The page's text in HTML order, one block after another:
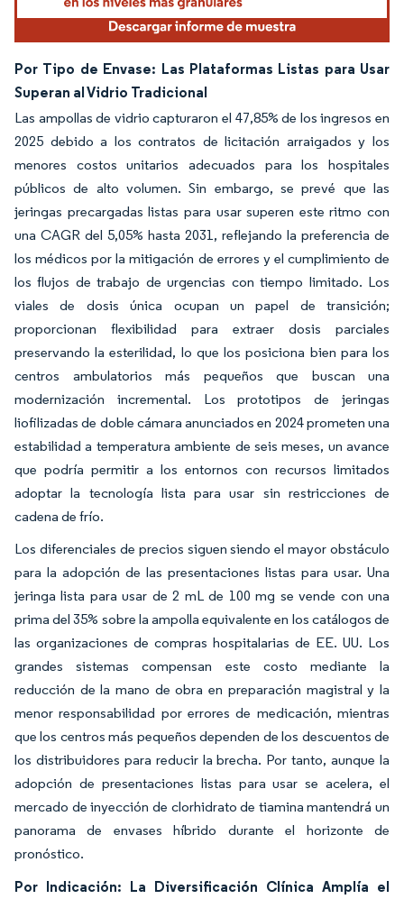
Por Tipo de Envase: Las Plataformas Listas para Usar
Superan al Vidrio Tradicional
Las ampollas de vidrio capturaron el 47,85% de los ingresos en
2025 debido a los contratos de licitación arraigados y los
menores costos unitarios adecuados para los hospitales
públicos de alto volumen. Sin embargo, se prevé que las
jeringas precargadas listas para usar superen este ritmo con
una CAGR del 5,05% hasta 2031, reflejando la preferencia de
los médicos por la mitigación de errores y el cumplimiento de
los flujos de trabajo de urgencias con tiempo limitado. Los
viales de dosis única ocupan un papel de transición;
proporcionan flexibilidad para extraer dosis parciales
preservando la esterilidad, lo que los posiciona bien para los
centros ambulatorios más pequeños que buscan una
modernización incremental. Los prototipos de jeringas
liofilizadas de doble cámara anunciados en 2024 prometen una
estabilidad a temperatura ambiente de seis meses, un avance
que podría permitir a los entornos con recursos limitados
adoptar la tecnología lista para usar sin restricciones de
cadena de frío.
Los diferenciales de precios siguen siendo el mayor obstáculo
para la adopción de las presentaciones listas para usar. Una
jeringa lista para usar de 2 mL de 100 mg se vende con una
prima del 35% sobre la ampolla equivalente en los catálogos de
las organizaciones de compras hospitalarias de EE. UU. Los
grandes sistemas compensan este costo mediante la
reducción de la mano de obra en preparación magistral y la
menor responsabilidad por errores de medicación, mientras
que los centros más pequeños dependen de los descuentos de
los distribuidores para reducir la brecha. Por tanto, aunque la
adopción de presentaciones listas para usar se acelera, el
mercado de inyección de clorhidrato de tiamina mantendrá un
panorama de envases híbrido durante el horizonte de
pronóstico.
Por Indicación: La Diversificación Clínica Amplía el